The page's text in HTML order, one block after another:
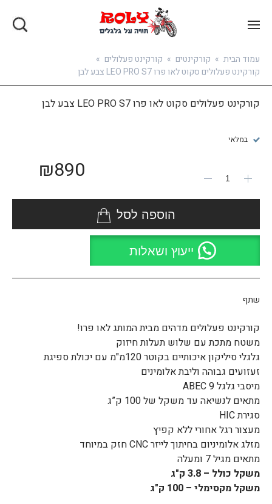
בואו להירשם
עמוד הבית » קורקינטים » קורקינט פעלולים »
קורקינט פעלולים סקוט לאו פרו LEO PRO S7 צבע לבן
קורקינט פעלולים סקוט לאו פרו LEO PRO S7 צבע לבן
במלאי
₪890
הוספה לסל
ייעוץ ושאלות
שתף
קורקינט פעלולים מדהים מבית המותג לאו פרו!
משטח מתכת עם שלוש תעלות חיזוק
גלגלי סיליקון איכותיים בקוטר 120מ"מ עם יכולת ספיגת
זעזועים גבוהה וליבת אלומינים
מיסבי גלגל ABEC 9
מתאים לנשיאה עד משקל של 100 ק”ג
סגירת HIC
מעצור רגל אחורי ללא קפיץ
מזלג אלומיניום בחיתוך לייזר CNC חזק במיוחד
מתאים מגיל 7 ומעלה
משקל כולל – 3.8 ק"ג
משקל מקסימלי – 100 ק"ג